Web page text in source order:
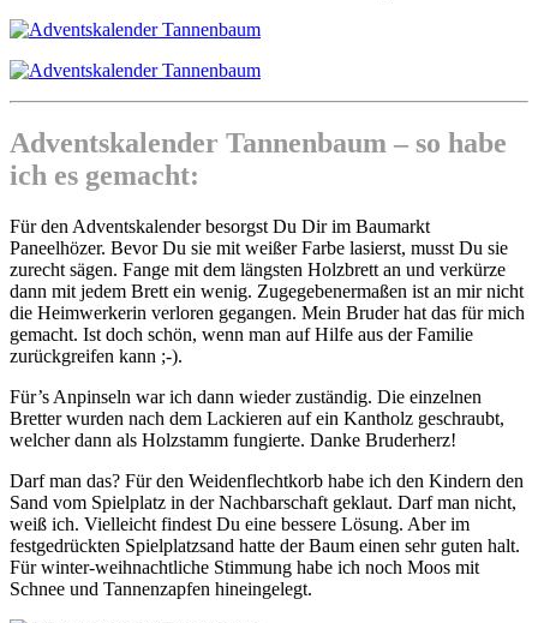
Adventskalender Tannenbaum – so habe
ich es gemacht:
Für den Adventskalender besorgst Du Dir im Baumarkt
Paneelhözer. Bevor Du sie mit weißer Farbe lasierst, musst Du sie
zurecht sägen. Fange mit dem längsten Holzbrett an und verkürze
dann mit jedem Brett ein wenig. Zugegebenermaßen ist an mir nicht
die Heimwerkerin verloren gegangen. Mein Bruder hat das für mich
gemacht. Ist doch schön, wenn man auf Hilfe aus der Familie
zurückgreifen kann ;-).
Für’s Anpinseln war ich dann wieder zuständig. Die einzelnen
Bretter wurden nach dem Lackieren auf ein Kantholz geschraubt,
welcher dann als Holzstamm fungierte. Danke Bruderherz!
Darf man das? Für den Weidenflechtkorb habe ich den Kindern den
Sand vom Spielplatz in der Nachbarschaft geklaut. Darf man nicht,
weiß ich. Vielleicht findest Du eine bessere Lösung. Aber im
festgedrückten Spielplatzsand hatte der Baum einen sehr guten halt.
Für winter-weihnachtliche Stimmung habe ich noch Moos mit
Schnee und Tannenzapfen hineingelegt.